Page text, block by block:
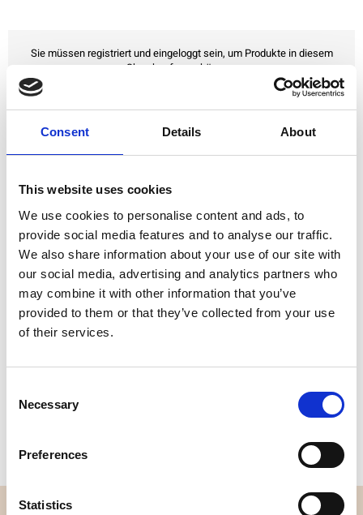
Consent Details About
This website uses cookies
We use cookies to personalise content and ads, to
provide social media features and to analyse our traffic.
We also share information about your use of our site with
our social media, advertising and analytics partners who
may combine it with other information that you’ve
provided to them or that they’ve collected from your use
of their services.
Selection
Necessary
Preferences
Statistics
Sie müssen registriert und eingeloggt sein, um Produkte in diesem
Shop kaufen zu können.
Zu Favoriten hinzufügen
Qualität
geprüft
Schnelle
Lieferung
Spezifikation
Breite
Material
100% Baumwolle
Gewicht pro Quadratmeter
0,152 Kg.